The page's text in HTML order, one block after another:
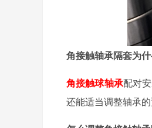
角接触轴承隔套为什
角接触球轴承配对
还能适当调整轴承